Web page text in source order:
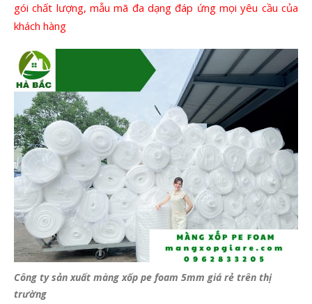
gói chất lượng, mẫu mã đa dạng đáp ứng mọi yêu cầu của
khách hàng
Công ty sản xuất màng xốp pe foam 5mm giá rẻ trên thị
trường